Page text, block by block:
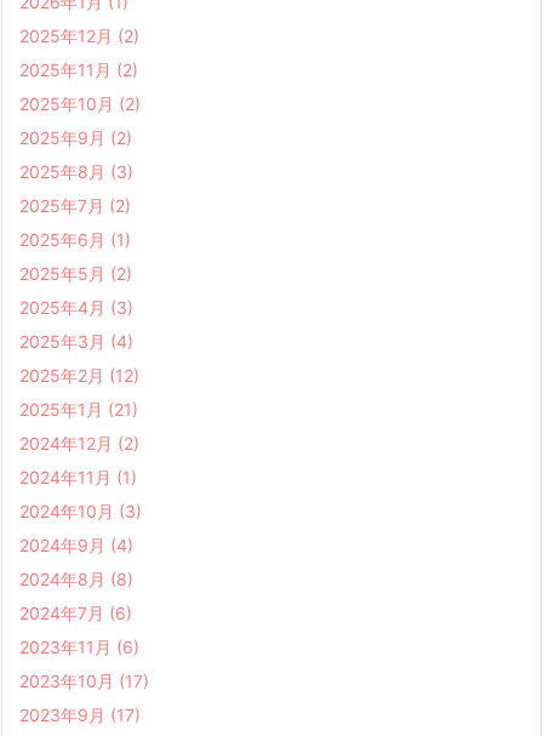
2025年12月 (2)
2025年11月 (2)
2025年10月 (2)
2025年9月 (2)
2025年8月 (3)
2025年7月 (2)
2025年6月 (1)
2025年5月 (2)
2025年4月 (3)
2025年3月 (4)
2025年2月 (12)
2025年1月 (21)
2024年12月 (2)
2024年11月 (1)
2024年10月 (3)
2024年9月 (4)
2024年8月 (8)
2024年7月 (6)
2023年11月 (6)
2023年10月 (17)
2023年9月 (17)